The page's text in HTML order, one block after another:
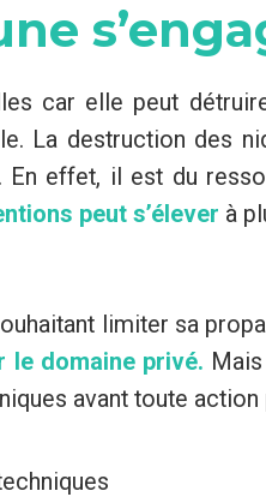
car elle peut
La destruction des
En effet, il est du
peut s’élever à
limiter sa
le domaine privé.
avant toute